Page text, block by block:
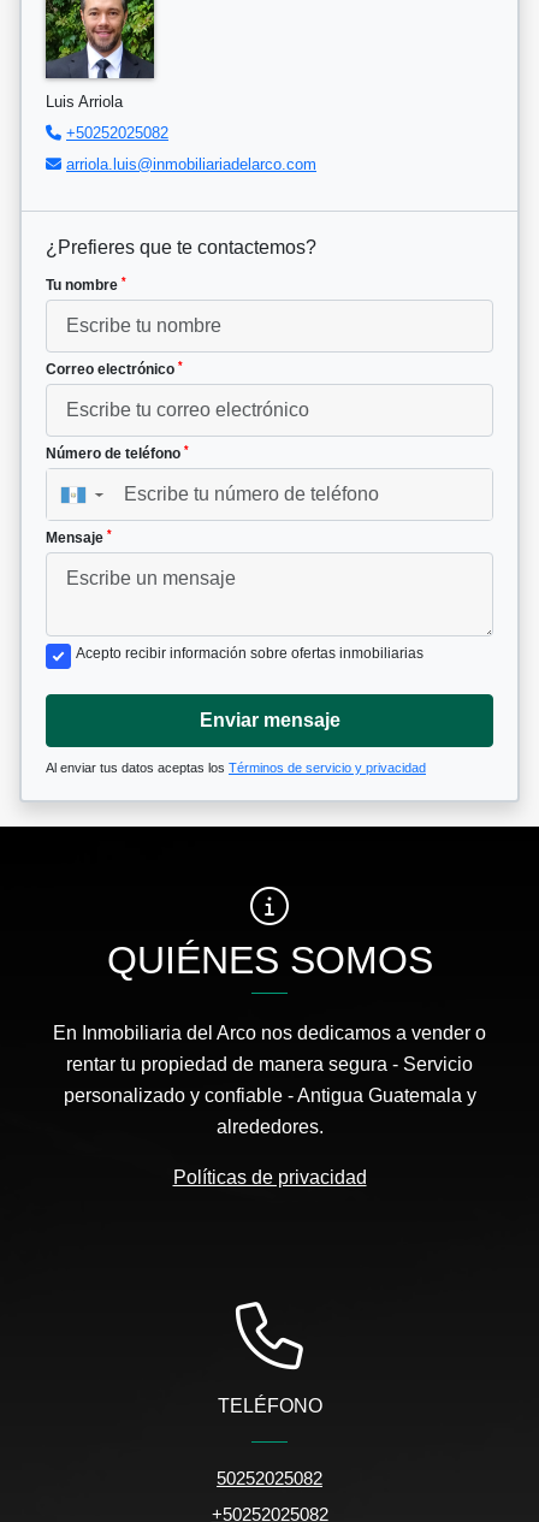
Luis Arriola
+50252025082
arriola.luis@inmobiliariadelarco.com
¿Prefieres que te contactemos?
Tu nombre *
Correo electrónico *
Número de teléfono *
▼
Mensaje *
Acepto recibir información sobre ofertas inmobiliarias
Enviar mensaje
Al enviar tus datos aceptas los Términos de servicio y privacidad
QUIÉNES SOMOS
En Inmobiliaria del Arco nos dedicamos a vender o
rentar tu propiedad de manera segura - Servicio
personalizado y confiable - Antigua Guatemala y
alrededores.
Políticas de privacidad
TELÉFONO
50252025082
+50252025082